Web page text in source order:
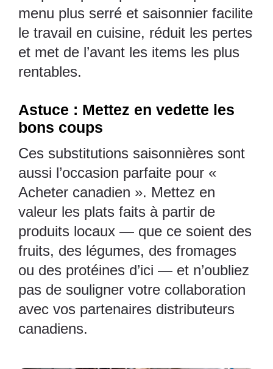
menu plus serré et saisonnier facilite
le travail en cuisine, réduit les pertes
et met de l’avant les items les plus
rentables.
Astuce : Mettez en vedette les
bons coups
Ces substitutions saisonnières sont
aussi l’occasion parfaite pour «
Acheter canadien ». Mettez en
valeur les plats faits à partir de
produits locaux — que ce soient des
fruits, des légumes, des fromages
ou des protéines d’ici — et n’oubliez
pas de souligner votre collaboration
avec vos partenaires distributeurs
canadiens.